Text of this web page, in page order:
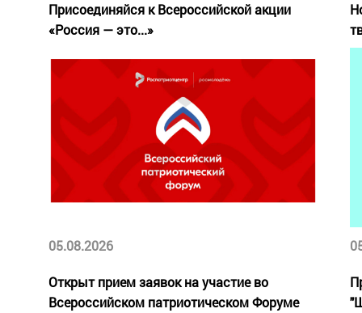
Присоединяйся к Всероссийской акции
«Россия — это...»
05.08.2026
Открыт прием заявок на участие во
Всероссийском патриотическом Форуме